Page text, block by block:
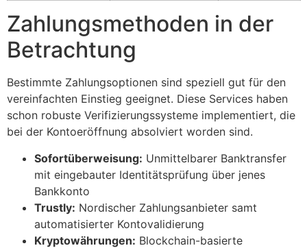
Zahlungsmethoden in der
Betrachtung
Bestimmte Zahlungsoptionen sind speziell gut für den
vereinfachten Einstieg geeignet. Diese Services haben
schon robuste Verifizierungssysteme implementiert, die
bei der Kontoeröffnung absolviert worden sind.
Sofortüberweisung: Unmittelbarer Banktransfer
mit eingebauter Identitätsprüfung über jenes
Bankkonto
Trustly: Nordischer Zahlungsanbieter samt
automatisierter Kontovalidierung
Kryptowährungen: Blockchain-basierte